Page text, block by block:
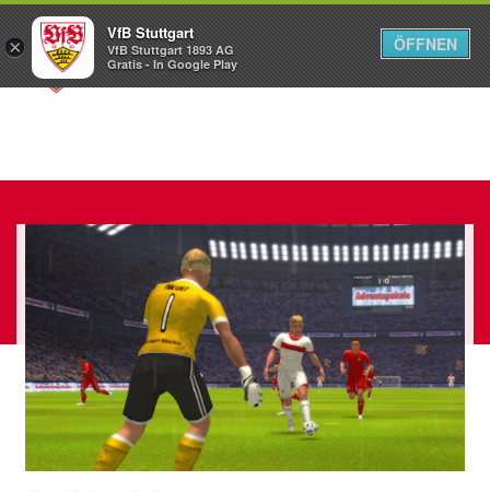
Menü
×
VfB Stuttgart
VfB Stuttgart 1893 AG
Gratis - In Google Play
ÖFFNEN